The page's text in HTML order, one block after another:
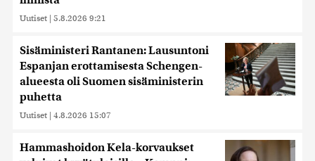
Uutiset | 5.8.2026 9:21
Sisäministeri Rantanen: Lausuntoni
Espanjan erottamisesta Schengen-
alueesta oli Suomen sisäministerin
puhetta
Uutiset | 4.8.2026 15:07
Hammashoidon Kela-korvaukset